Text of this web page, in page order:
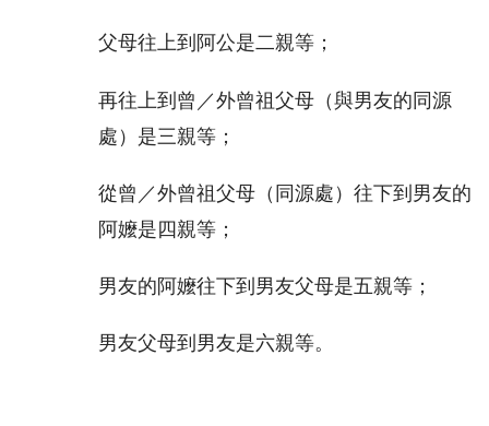
父母往上到阿公是二親等；
再往上到曾／外曾祖父母（與男友的同源
處）是三親等；
從曾／外曾祖父母（同源處）往下到男友的
阿嬤是四親等；
男友的阿嬤往下到男友父母是五親等；
男友父母到男友是六親等。